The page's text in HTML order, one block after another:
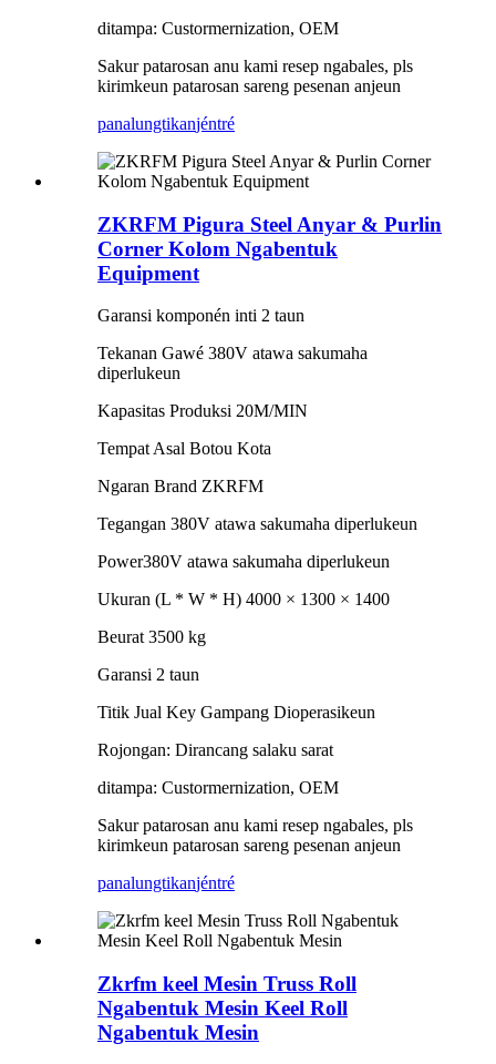
ditampa: Custormernization, OEM
Sakur patarosan anu kami resep ngabales, pls
kirimkeun patarosan sareng pesenan anjeun
panalungtikanjéntré
ZKRFM Pigura Steel Anyar & Purlin
Corner Kolom Ngabentuk
Equipment
Garansi komponén inti 2 taun
Tekanan Gawé 380V atawa sakumaha
diperlukeun
Kapasitas Produksi 20M/MIN
Tempat Asal Botou Kota
Ngaran Brand ZKRFM
Tegangan 380V atawa sakumaha diperlukeun
Power380V atawa sakumaha diperlukeun
Ukuran (L * W * H) 4000 × 1300 × 1400
Beurat 3500 kg
Garansi 2 taun
Titik Jual Key Gampang Dioperasikeun
Rojongan: Dirancang salaku sarat
ditampa: Custormernization, OEM
Sakur patarosan anu kami resep ngabales, pls
kirimkeun patarosan sareng pesenan anjeun
panalungtikanjéntré
Zkrfm keel Mesin Truss Roll
Ngabentuk Mesin Keel Roll
Ngabentuk Mesin